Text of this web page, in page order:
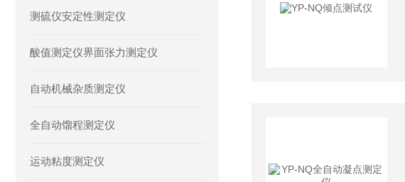
测硫仪安定性测定仪
酸值测定仪界面张力测定仪
自动机械杂质测定仪
全自动馏程测定仪
运动粘度测定仪